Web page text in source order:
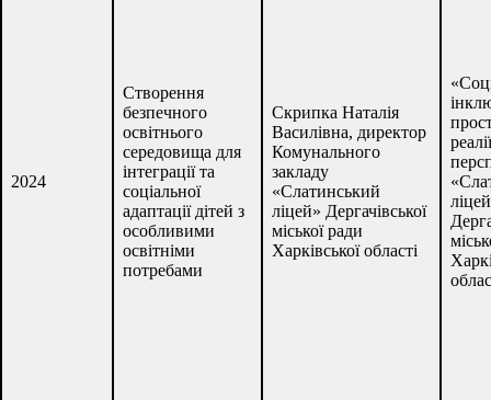
2024
Створення
безпечного
освітнього
середовища для
інтеграції та
соціальної
адаптації дітей з
особливими
освітніми
потребами
Скрипка Наталія
Василівна, директор
Комунального
закладу
«Слатинський
ліцей» Дергачівської
міської ради
Харківської області